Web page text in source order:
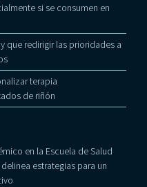
si se consumen en
que redirigir las prioridades a
terapia
de riñón
en la Escuela de Salud
estrategias para un